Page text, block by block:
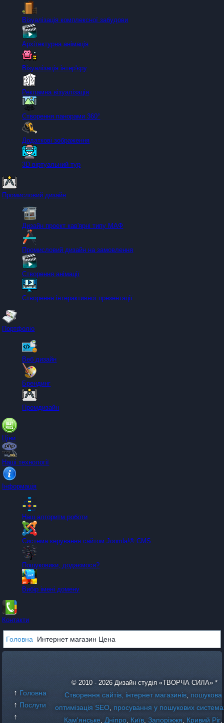
Візуалізація комплексної забудови
Архітектурна анімація
Візуалізація інтер'єру
Рекламна візуалізація
Створення панорами 360°
Додаткові зображення
3D віртуальний тур
Промисловий дизайн
Дизайн проект кав'ярні типу МАФ
Промисловий дизайн на замовлення
Створення анімації
Створення інтерактивної презентації
Портфоліо
Веб дизайн
Брендинг
Промдизайн
Ціни
Наші технології
Інформація
Наш алгоритм роботи
Система керування сайтом Joomla!® CMS
Пошуковики, додаємося?
Вибір імені домену
Контакти
Головна Интернет магазин Цена
↑ Головна
↑ Послуги
↑
© 2010 - 2026 Дизайн студія «ТВОРЧА СИЛА» *
Створення сайтів, інтернет магазинів, пошукова
оптимізація SEO, просування у пошукових
Кам'янське,Дніпро, Київ,Запоріжжя, Кривий Ріг,